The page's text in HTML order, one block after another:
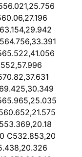
C532.853,20